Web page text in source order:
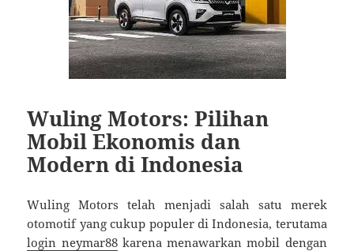
Wuling Motors: Pilihan
Mobil Ekonomis dan
Modern di Indonesia
Wuling Motors telah menjadi salah satu merek
otomotif yang cukup populer di Indonesia, terutama
login neymar88karena menawarkan mobil dengan